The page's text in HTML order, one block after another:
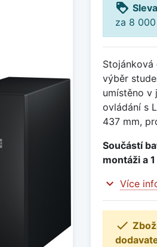
loyalty
za 8
Stojánková
výběr
umístěno v
ovládání s
437 mm,
Součástí
montáži a
expand_more Více
